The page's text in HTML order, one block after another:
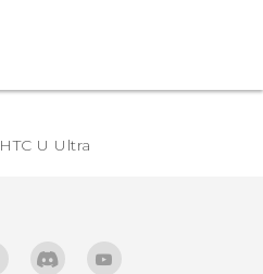
HTC U Ultra‎